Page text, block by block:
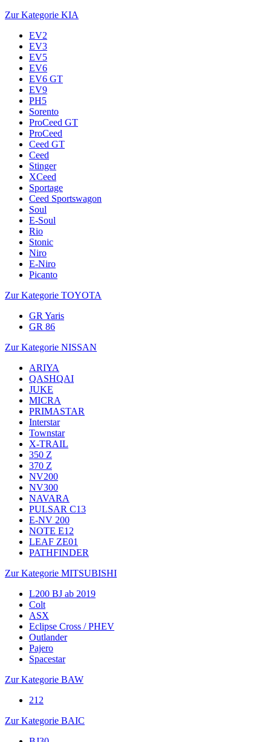
Zur Kategorie KIA
EV2
EV3
EV5
EV6
EV6 GT
EV9
PH5
Sorento
ProCeed GT
ProCeed
Ceed GT
Ceed
Stinger
XCeed
Sportage
Ceed Sportswagon
Soul
E-Soul
Rio
Stonic
Niro
E-Niro
Picanto
Zur Kategorie TOYOTA
GR Yaris
GR 86
Zur Kategorie NISSAN
ARIYA
QASHQAI
JUKE
MICRA
PRIMASTAR
Interstar
Townstar
X-TRAIL
350 Z
370 Z
NV200
NV300
NAVARA
PULSAR C13
E-NV 200
NOTE E12
LEAF ZE01
PATHFINDER
Zur Kategorie MITSUBISHI
L200 BJ ab 2019
Colt
ASX
Eclipse Cross / PHEV
Outlander
Pajero
Spacestar
Zur Kategorie BAW
212
Zur Kategorie BAIC